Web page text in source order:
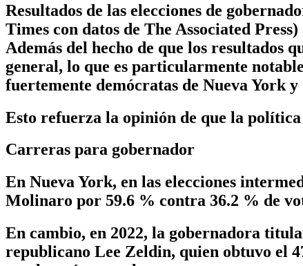
Resultados de las elecciones de
Times con datos de The Associated Press)
Además del hecho de que los resultados
general, lo que es particularmente
fuertemente demócratas de Nueva York
Esto refuerza la opinión de que la
Carreras para gobernador
En Nueva York, en las elecciones
Molinaro por 59.6 % contra 36.2 % de
En cambio, en 2022, la gobernadora
republicano Lee Zeldin, quien obtuvo el